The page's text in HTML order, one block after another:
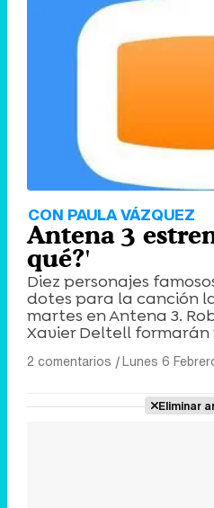
CON PAULA VÁZQUEZ
Antena 3
qué?'
Diez personajes
dotes para la canción
martes en Antena 3.
Xavier Deltell
2 comentarios |Lunes 6
Eliminar